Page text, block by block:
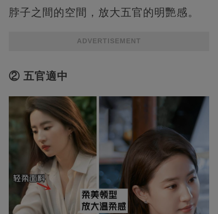
脖子之間的空間，放大五官的明艷感。
ADVERTISEMENT
② 五官適中